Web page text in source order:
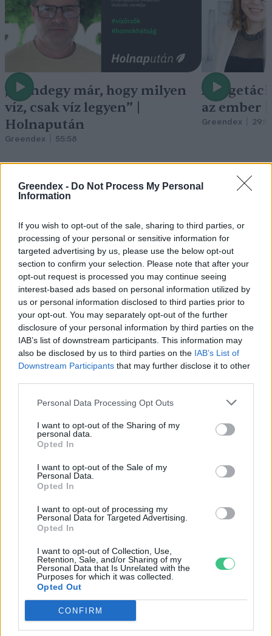
Greendex - Do Not Process My Personal
Information
If you wish to opt-out of the sale, sharing to third parties, or
processing of your personal or sensitive information for
targeted advertising by us, please use the below opt-out
section to confirm your selection. Please note that after your
opt-out request is processed you may continue seeing
interest-based ads based on personal information utilized by
us or personal information disclosed to third parties prior to
your opt-out. You may separately opt-out of the further
disclosure of your personal information by third parties on the
IAB’s list of downstream participants. This information may
also be disclosed by us to third parties on the IAB’s List of
Downstream Participants that may further disclose it to other
Personal Data Processing Opt Outs
I want to opt-out of the Sharing of my
personal data.
Opted In
I want to opt-out of the Sale of my
Personal Data.
Opted In
I want to opt-out of processing my
Personal Data for Targeted Advertising.
Opted In
I want to opt-out of Collection, Use,
Retention, Sale, and/or Sharing of my
Personal Data that Is Unrelated with the
Purposes for which it was collected.
Opted Out
CONFIRM
„Mindegy már, hogy milyen
víz, csak víz legyen” |
Holnapután
Greendex 55:58
A
az ember
Greendex
Pár éven belül
szivacsvárosokká kellene
alakítanunk a településeinket –
Podcast
PODCAST Novák Zsombor 2 perc
Szöllősi Gáborral, a Gardenfutura ügyvezetőjével beszélgettünk.
Történelmi aszály sújtja Nagy-